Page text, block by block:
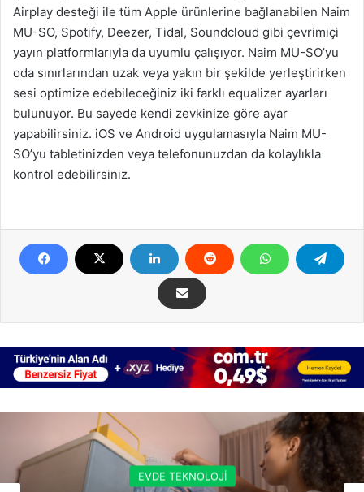
Airplay desteği ile tüm Apple ürünlerine bağlanabilen Naim
MU-SO, Spotify, Deezer, Tidal, Soundcloud gibi çevrimiçi
yayın platformlarıyla da uyumlu çalışıyor. Naim MU-SO’yu
oda sınırlarından uzak veya yakın bir şekilde yerleştirirken
sesi optimize edebileceğiniz iki farklı equalizer ayarları
bulunuyor. Bu sayede kendi zevkinize göre ayar
yapabilirsiniz. iOS ve Android uygulamasıyla Naim MU-
SO’yu tabletinizden veya telefonunuzdan da kolaylıkla
kontrol edebilirsiniz.
EVDE TEKNOLOJİ